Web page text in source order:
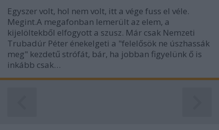
Egyszer volt, hol nem volt, itt a vége fuss el véle.
Megint.A megafonban lemerült az elem, a
kijelöltekből elfogyott a szusz. Már csak Nemzeti
Trubadúr Péter énekelgeti a "felelősök ne úszhassák
meg" kezdetű strófát, bár, ha jobban figyelünk ő is
inkább csak…